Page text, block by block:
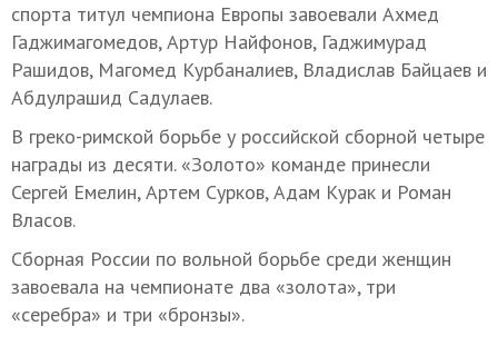
спорта титул чемпиона Европы завоевали Ахмед
Гаджимагомедов, Артур Найфонов, Гаджимурад
Рашидов, Магомед Курбаналиев, Владислав Байцаев и
Абдулрашид Садулаев.
В греко-римской борьбе у российской сборной четыре
награды из десяти. «Золото» команде принесли
Сергей Емелин, Артем Сурков, Адам Курак и Роман
Власов.
Сборная России по вольной борьбе среди женщин
завоевала на чемпионате два «золота», три
«серебра» и три «бронзы».